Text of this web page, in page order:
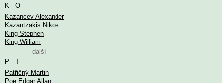
K - O
Kazancev Alexander
Kazantzakis Nikos
King Stephen
King William
další
P - T
Patřičný Martin
Poe Edgar Allan